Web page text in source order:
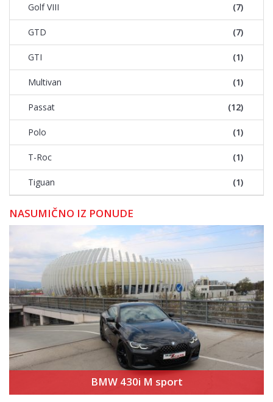
Golf VIII (7)
GTD (7)
GTI (1)
Multivan (1)
Passat (12)
Polo (1)
T-Roc (1)
Tiguan (1)
NASUMIČNO IZ PONUDE
BMW 430i M sport